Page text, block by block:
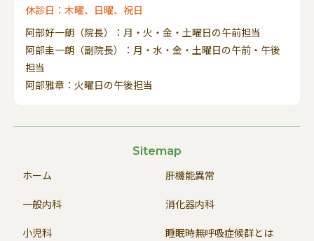
休診日：木曜、日曜、祝日
阿部好一朗（院長）：月・火・金・土曜日の午前担当
阿部圭一朗（副院長）：月・水・金・土曜日の午前・午後
担当
阿部雅章：火曜日の午後担当
Sitemap
ホーム
肝機能異常
一般内科 消化器内科
小児科 睡眠時無呼吸症候群とは